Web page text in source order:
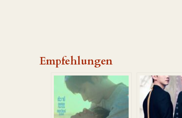
Empfehlungen